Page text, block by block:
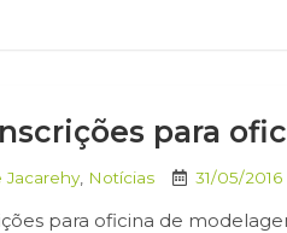
para
Jacarehy Notícias 31/05/2016
para oficina de